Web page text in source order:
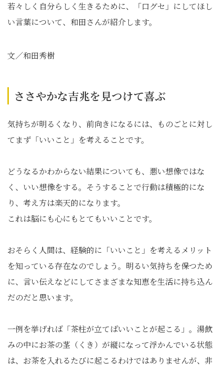
若々しく自分らしく生きるために、「口グセ」にしてほし
い言葉について、和田さんが紹介します。
文／和田秀樹
ささやかな吉兆を見つけて喜ぶ
気持ちが明るくなり、前向きになるには、ものごとに対し
てまず「いいこと」を考えることです。
どうなるかわからない結果についても、悪い想像ではな
く、いい想像をする。そうすることで行動は積極的にな
り、考え方は楽天的になります。
これは脳にも心にもとてもいいことです。
おそらく人間は、経験的に「いいこと」を考えるメリット
を知っている存在なのでしょう。明るい気持ちを保つため
に、言い伝えなどにしてさまざまな知恵を生活に持ち込ん
だのだと思います。
一例を挙げれば「茶柱が立てばいいことが起こる」。湯飲
みの中にお茶の茎（くき）が縦になって浮かんでいる状態
は、お茶を入れるたびに起こるわけではありませんが、非